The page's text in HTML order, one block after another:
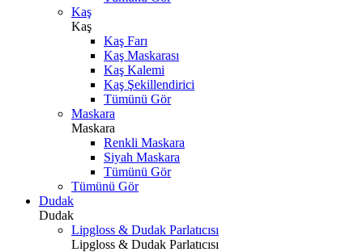
Kaş
Kaş
Kaş Farı
Kaş Maskarası
Kaş Kalemi
Kaş Şekillendirici
Tümünü Gör
Maskara
Maskara
Renkli Maskara
Siyah Maskara
Tümünü Gör
Tümünü Gör
Dudak
Dudak
Lipgloss & Dudak Parlatıcısı
Lipgloss & Dudak Parlatıcısı